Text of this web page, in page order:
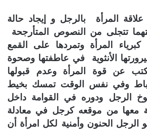
المرأة بالرجل و إيجاد حالة
تتجلى من النصوص المتأرجحة
كبرياء المرأة وتمردها على القمع
الأنثوية في عاطفتها وصحوة
عن قوة المرأة وعدم قبولها
وفي نفس الوقت تمسك بخيط
الرجل ودوره في القوامة داخل
معها من موقعه كرجل في معادلة
الحنون وأمنية لكل امرأة أن